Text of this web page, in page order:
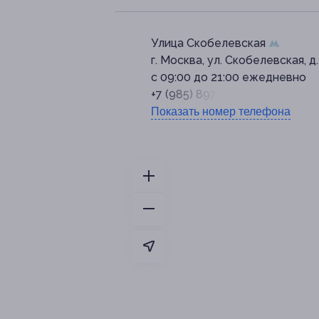
Улица Скобелевская
г. Москва, ул. Скобелевская,
с 09:00 до 21:00 ежедневно
+7 (985) 897-50-88
Показать номер телефона